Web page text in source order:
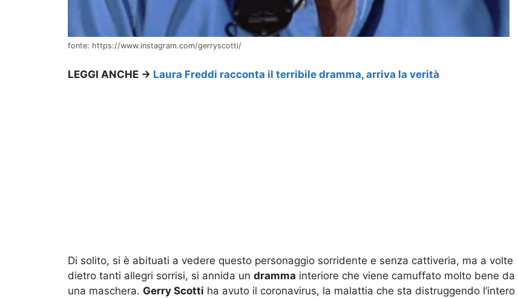
fonte: https://www.instagram.com/gerryscotti/
LEGGI ANCHE -> Laura Freddi racconta il terribile dramma, arriva la verità
Di solito, si è abituati a vedere questo personaggio sorridente e senza cattiveria, ma a volte
dietro tanti allegri sorrisi, si annida un dramma interiore che viene camuffato molto bene da
una maschera. Gerry Scotti ha avuto il coronavirus, la malattia che sta distruggendo l’intero